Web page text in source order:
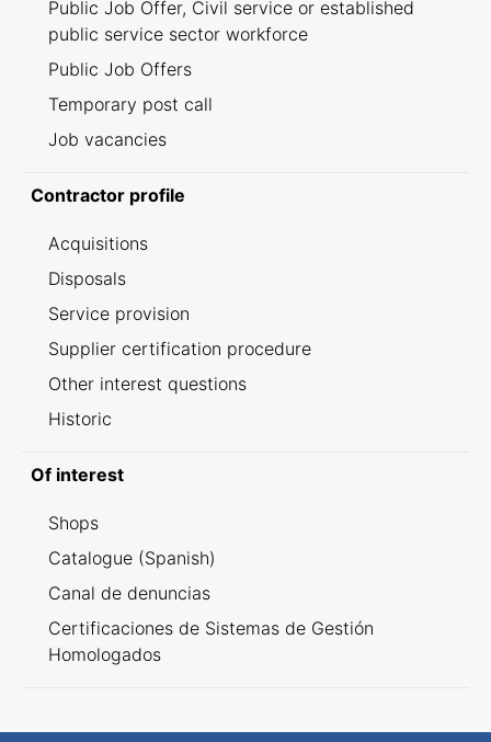
Public Job Offer, Civil service or established
public service sector workforce
Public Job Offers
Temporary post call
Job vacancies
Contractor profile
Acquisitions
Disposals
Service provision
Supplier certification procedure
Other interest questions
Historic
Of interest
Shops
Catalogue (Spanish)
Canal de denuncias
Certificaciones de Sistemas de Gestión
Homologados